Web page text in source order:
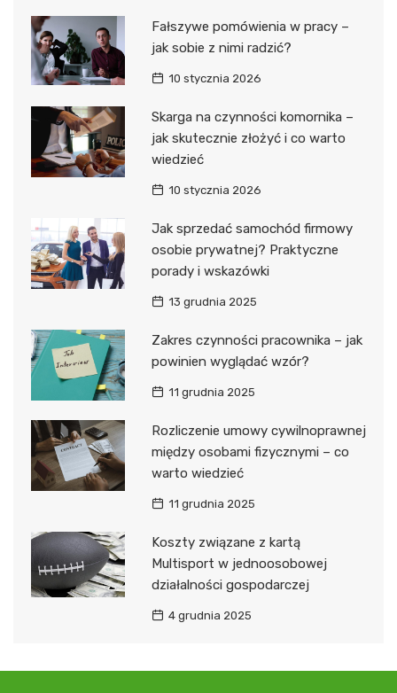
Fałszywe pomówienia w pracy –
jak sobie z nimi radzić?
10 stycznia 2026
Skarga na czynności komornika –
jak skutecznie złożyć i co warto
wiedzieć
10 stycznia 2026
Jak sprzedać samochód firmowy
osobie prywatnej? Praktyczne
porady i wskazówki
13 grudnia 2025
Zakres czynności pracownika – jak
powinien wyglądać wzór?
11 grudnia 2025
Rozliczenie umowy cywilnoprawnej
między osobami fizycznymi – co
warto wiedzieć
11 grudnia 2025
Koszty związane z kartą
Multisport w jednoosobowej
działalności gospodarczej
4 grudnia 2025